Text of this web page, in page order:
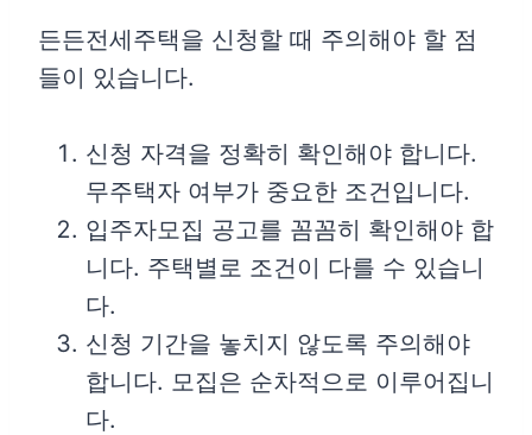
든든전세주택을 신청할 때 주의해야 할 점
들이 있습니다.
신청 자격을 정확히 확인해야 합니다.
무주택자 여부가 중요한 조건입니다.
입주자모집 공고를 꼼꼼히 확인해야 합
니다. 주택별로 조건이 다를 수 있습니
다.
신청 기간을 놓치지 않도록 주의해야
합니다. 모집은 순차적으로 이루어집니
다.